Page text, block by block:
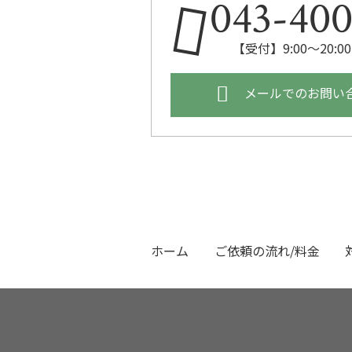
043-
【受付】9:00～
メールでのお問い
ホーム ご依頼の流れ/料金